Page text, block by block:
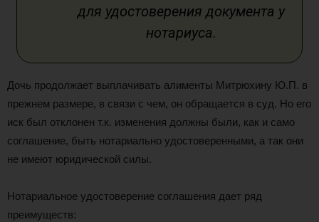
для удостоверения документа у
нотариуса.
Дочь продолжает выплачивать алименты Митрюхину Ю.П. в
прежнем размере, в связи с чем, он обращается в суд. Но его
иск был отклонен т.к. изменения должны были, как и само
соглашение, быть нотариально удостоверенными, а так они
не имеют юридической силы.
Нотариальное удостоверение соглашения дает ряд
преимуществ: